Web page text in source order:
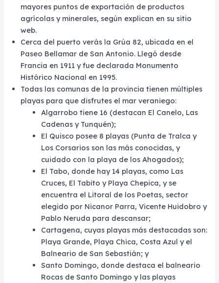
mayores puntos de exportación de productos
agrícolas y minerales, según explican en su sitio
web.
Cerca del puerto verás la Grúa 82, ubicada en el
Paseo Bellamar de San Antonio. Llegó desde
Francia en 1911 y fue declarada Monumento
Histórico Nacional en 1995.
Todas las comunas de la provincia tienen múltiples
playas para que disfrutes el mar veraniego:
Algarrobo tiene 16 (destacan El Canelo, Las
Cadenas y Tunquén);
El Quisco posee 8 playas (Punta de Tralca y
Los Corsarios son las más conocidas, y
cuidado con la playa de los Ahogados);
El Tabo, donde hay 14 playas, como Las
Cruces, El Tabito y Playa Chepica, y se
encuentra el Litoral de los Poetas, sector
elegido por Nicanor Parra, Vicente Huidobro y
Pablo Neruda para descansar;
Cartagena, cuyas playas más destacadas son:
Playa Grande, Playa Chica, Costa Azul y el
Balneario de San Sebastián; y
Santo Domingo, donde destaca el balneario
Rocas de Santo Domingo y las playas